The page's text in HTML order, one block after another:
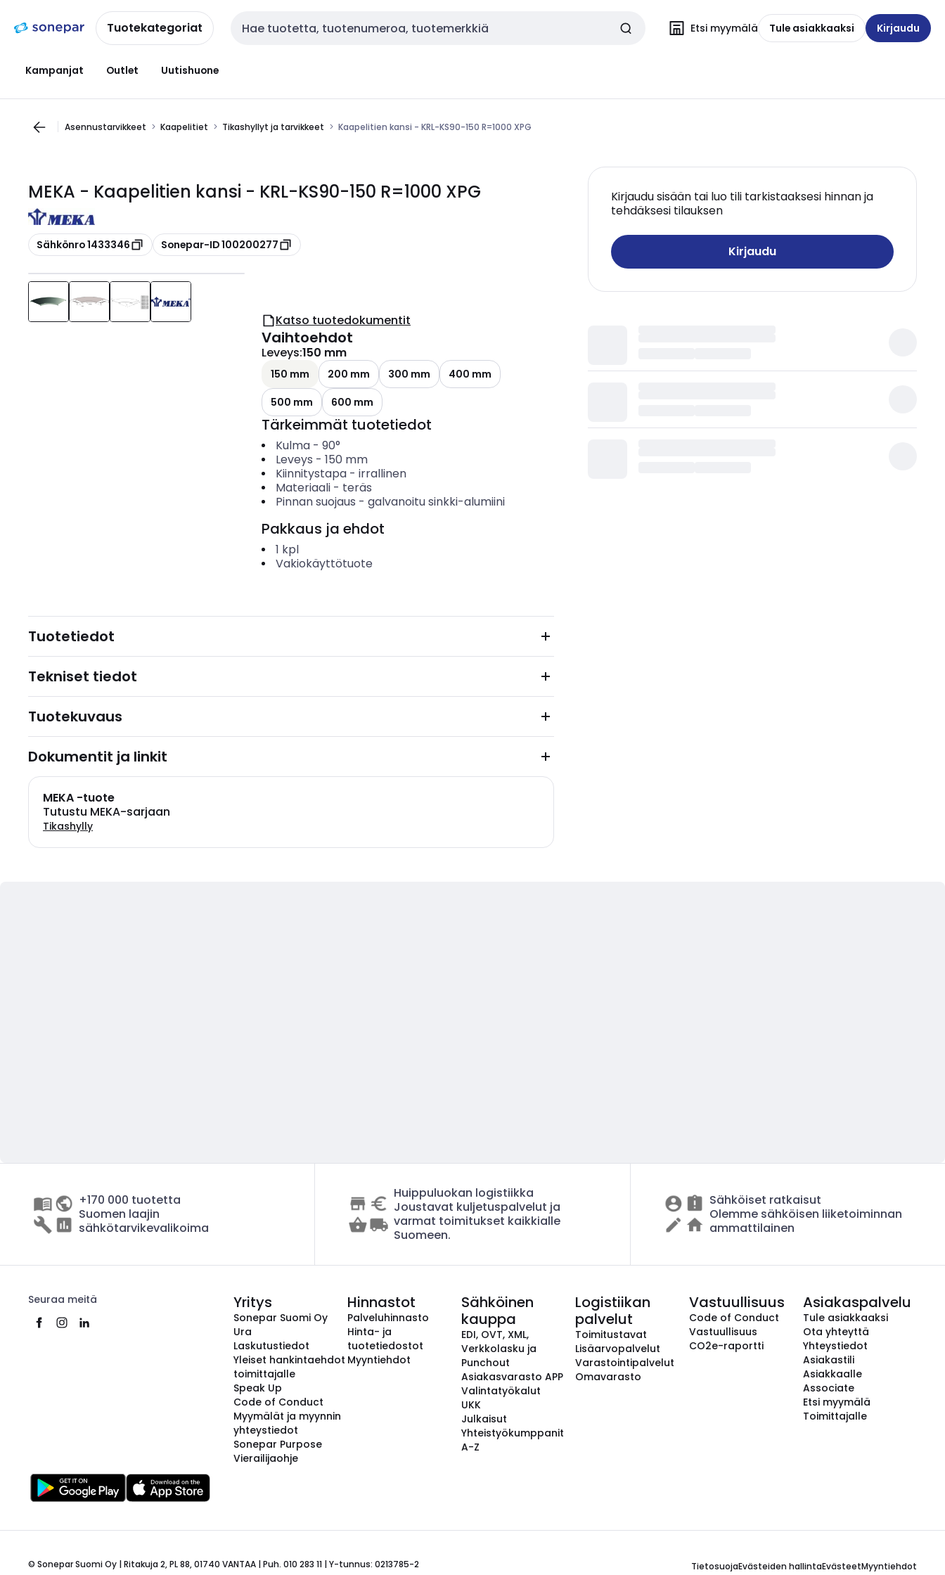
navigointiinsisältöönTuotekategoriat Haku Etsi myymälä Tule asiakkaaksi Kirjaudu
Kampanjat Outlet Uutishuone
Asennustarvikkeet Kaapelitiet Tikashyllyt ja tarvikkeet Kaapelitien kansi - KRL-KS90-150 R=1000 XPG
MEKA - Kaapelitien kansi - KRL-KS90-150 R=1000 XPG
Kopioi
Sähkönro 1433346 Kopioi
Sonepar-ID 100200277
Kirjaudu sisään tai luo tili tarkistaaksesi hinnan ja
tehdäksesi tilauksen
Kirjaudu
Katso tuotedokumentit
Vaihtoehdot
Leveys:150 mm
150 mm 200 mm 300 mm
400 mm
500 mm
600 mm
Tärkeimmät tuotetiedot
Kulma- 90°
Leveys - 150 mm
Kiinnitystapa- irrallinen
Materiaali- teräs
Pinnan suojaus - galvanoitu sinkki-alumiini
Pakkaus ja ehdot
1 kpl
Vakiokäyttötuote
Tuotetiedot
Tekniset tiedot
Tuotekuvaus
Dokumentit ja linkit
MEKA -tuote
Tutustu MEKA-sarjaan
Tikashylly
+170 000 tuotetta
Suomen laajin
sähkötarvikevalikoima
Huippuluokan logistiikka
Joustavat kuljetuspalvelut ja
varmat toimitukset kaikkialle
Suomeen.
Sähköiset ratkaisut
Olemme sähköisen liiketoiminnan
ammattilainen
Seuraa meitä Yritys
Sonepar Suomi Oy
Ura
Laskutustiedot
Yleiset hankintaehdot
toimittajalle
Speak Up
Code of Conduct
Myymälät ja myynnin
yhteystiedot
Sonepar Purpose
Vierailijaohje
Hinnastot
Palveluhinnasto
Hinta- ja
tuotetiedostot
Myyntiehdot
Sähköinen
kauppa
EDI, OVT, XML,
Verkkolasku ja
Punchout
Asiakasvarasto APP
Valintatyökalut
UKK
Julkaisut
Yhteistyökumppanit
A-Z
Logistiikan
palvelut
Toimitustavat
Lisäarvopalvelut
Varastointipalvelut
Omavarasto
Vastuullisuus
Code of Conduct
Vastuullisuus
CO2e-raportti
Asiakaspalvelu
Tule asiakkaaksi
Ota yhteyttä
Yhteystiedot
Asiakastili
Asiakkaalle
Associate
Etsi myymälä
Toimittajalle
© Sonepar Suomi Oy | Ritakuja 2, PL 88, 01740 VANTAA | Puh. 010 283 11 | Y-tunnus: 0213785-2 TietosuojaEvästeiden hallintaEvästeetMyyntiehdot